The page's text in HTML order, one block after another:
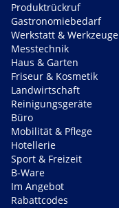
Produktrückruf
Gastronomiebedarf
Werkstatt & Werkzeuge
Messtechnik
Haus & Garten
Friseur & Kosmetik
Landwirtschaft
Reinigungsgeräte
Büro
Mobilität & Pflege
Hotellerie
Sport & Freizeit
B-Ware
Im Angebot
Rabattcodes